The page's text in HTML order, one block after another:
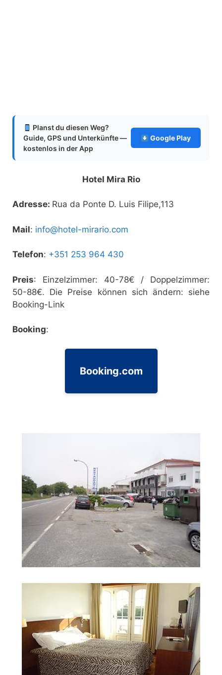
Planst du diesen Weg?
Guide, GPS und Unterkünfte —
kostenlos in der App
Google Play
Hotel Mira Rio
Adresse: Rua da Ponte D. Luis Filipe,113
Mail: info@hotel-mirario.com
Telefon: +351 253 964 430
Preis: Einzelzimmer: 40-78€ / Doppelzimmer:
50-88€. Die Preise können sich ändern: siehe
Booking-Link
Booking:
Booking.com